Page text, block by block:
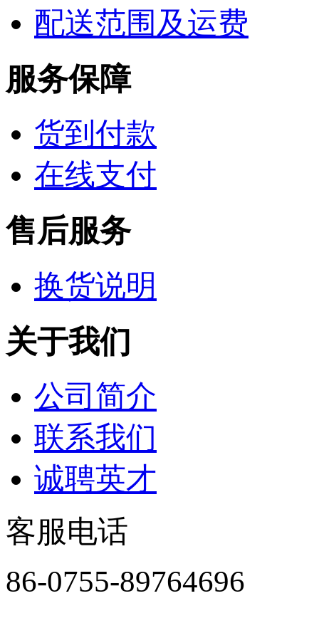
配送范围及运费
服务保障
货到付款
在线支付
售后服务
换货说明
关于我们
公司简介
联系我们
诚聘英才
客服电话
86-0755-89764696